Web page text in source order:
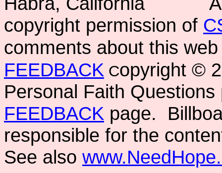
copyright permission of
comments about this
FEEDBACK Copyright ©
Personal Faith
FEEDBACK page.
responsible for the
See also